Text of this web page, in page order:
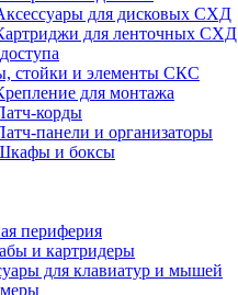
для дисковых СХД
для ленточных СХД
стойки и элементы СКС
для монтажа
корды
панели и организаторы
и боксы
периферия
и картридеры
для клавиатур и мышей